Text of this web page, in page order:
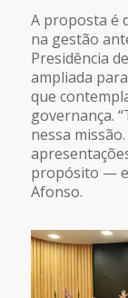
A proposta é
na gestão
Presidência
ampliada
que
governança.
nessa
propósito — e
Afonso.